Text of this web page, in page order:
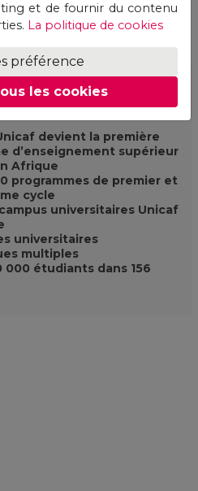
En Ligne
devient la première
d’enseignement supérieur
Afrique
programmes de premier et
cycle
universitaires Unicaf
universitaires
multiples
000 étudiants dans 156
et de fournir du contenu
La politique de cookies
préférence
les cookies